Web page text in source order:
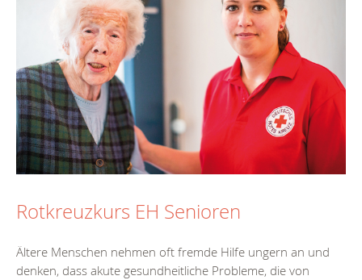
Rotkreuzkurs EH Senioren
Ältere Menschen nehmen oft fremde Hilfe ungern an und
denken, dass akute gesundheitliche Probleme, die von